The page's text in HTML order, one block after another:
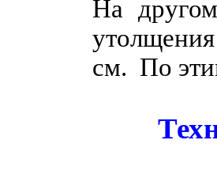
На
см. По